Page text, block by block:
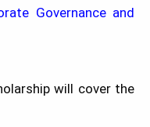
Governance and
will cover the